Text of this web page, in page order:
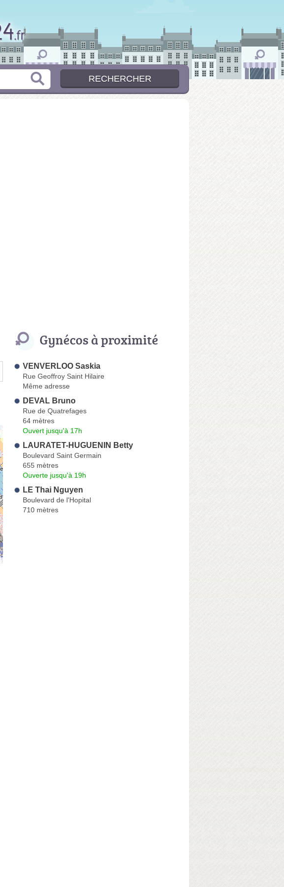
Gynécos à proximité
VENVERLOO Saskia
Rue Geoffroy Saint Hilaire
Même adresse
DEVAL Bruno
Rue de Quatrefages
64 mètres
Ouvert jusqu'à 17h
LAURATET-HUGUENIN Betty
Boulevard Saint Germain
655 mètres
Ouverte jusqu'à 19h
LE Thai Nguyen
Boulevard de l'Hopital
710 mètres